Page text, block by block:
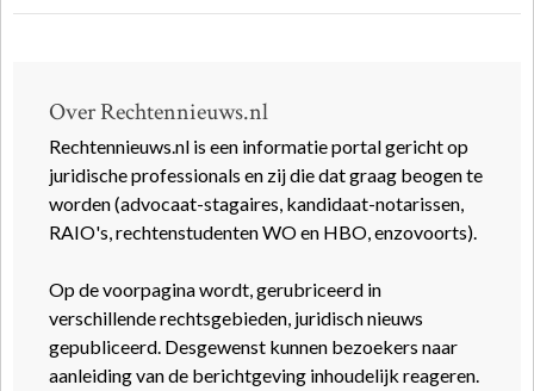
Over Rechtennieuws.nl
Rechtennieuws.nl is een informatie portal gericht op
juridische professionals en zij die dat graag beogen te
worden (advocaat-stagaires, kandidaat-notarissen,
RAIO's, rechtenstudenten WO en HBO, enzovoorts).
Op de voorpagina wordt, gerubriceerd in
verschillende rechtsgebieden, juridisch nieuws
gepubliceerd. Desgewenst kunnen bezoekers naar
aanleiding van de berichtgeving inhoudelijk reageren.